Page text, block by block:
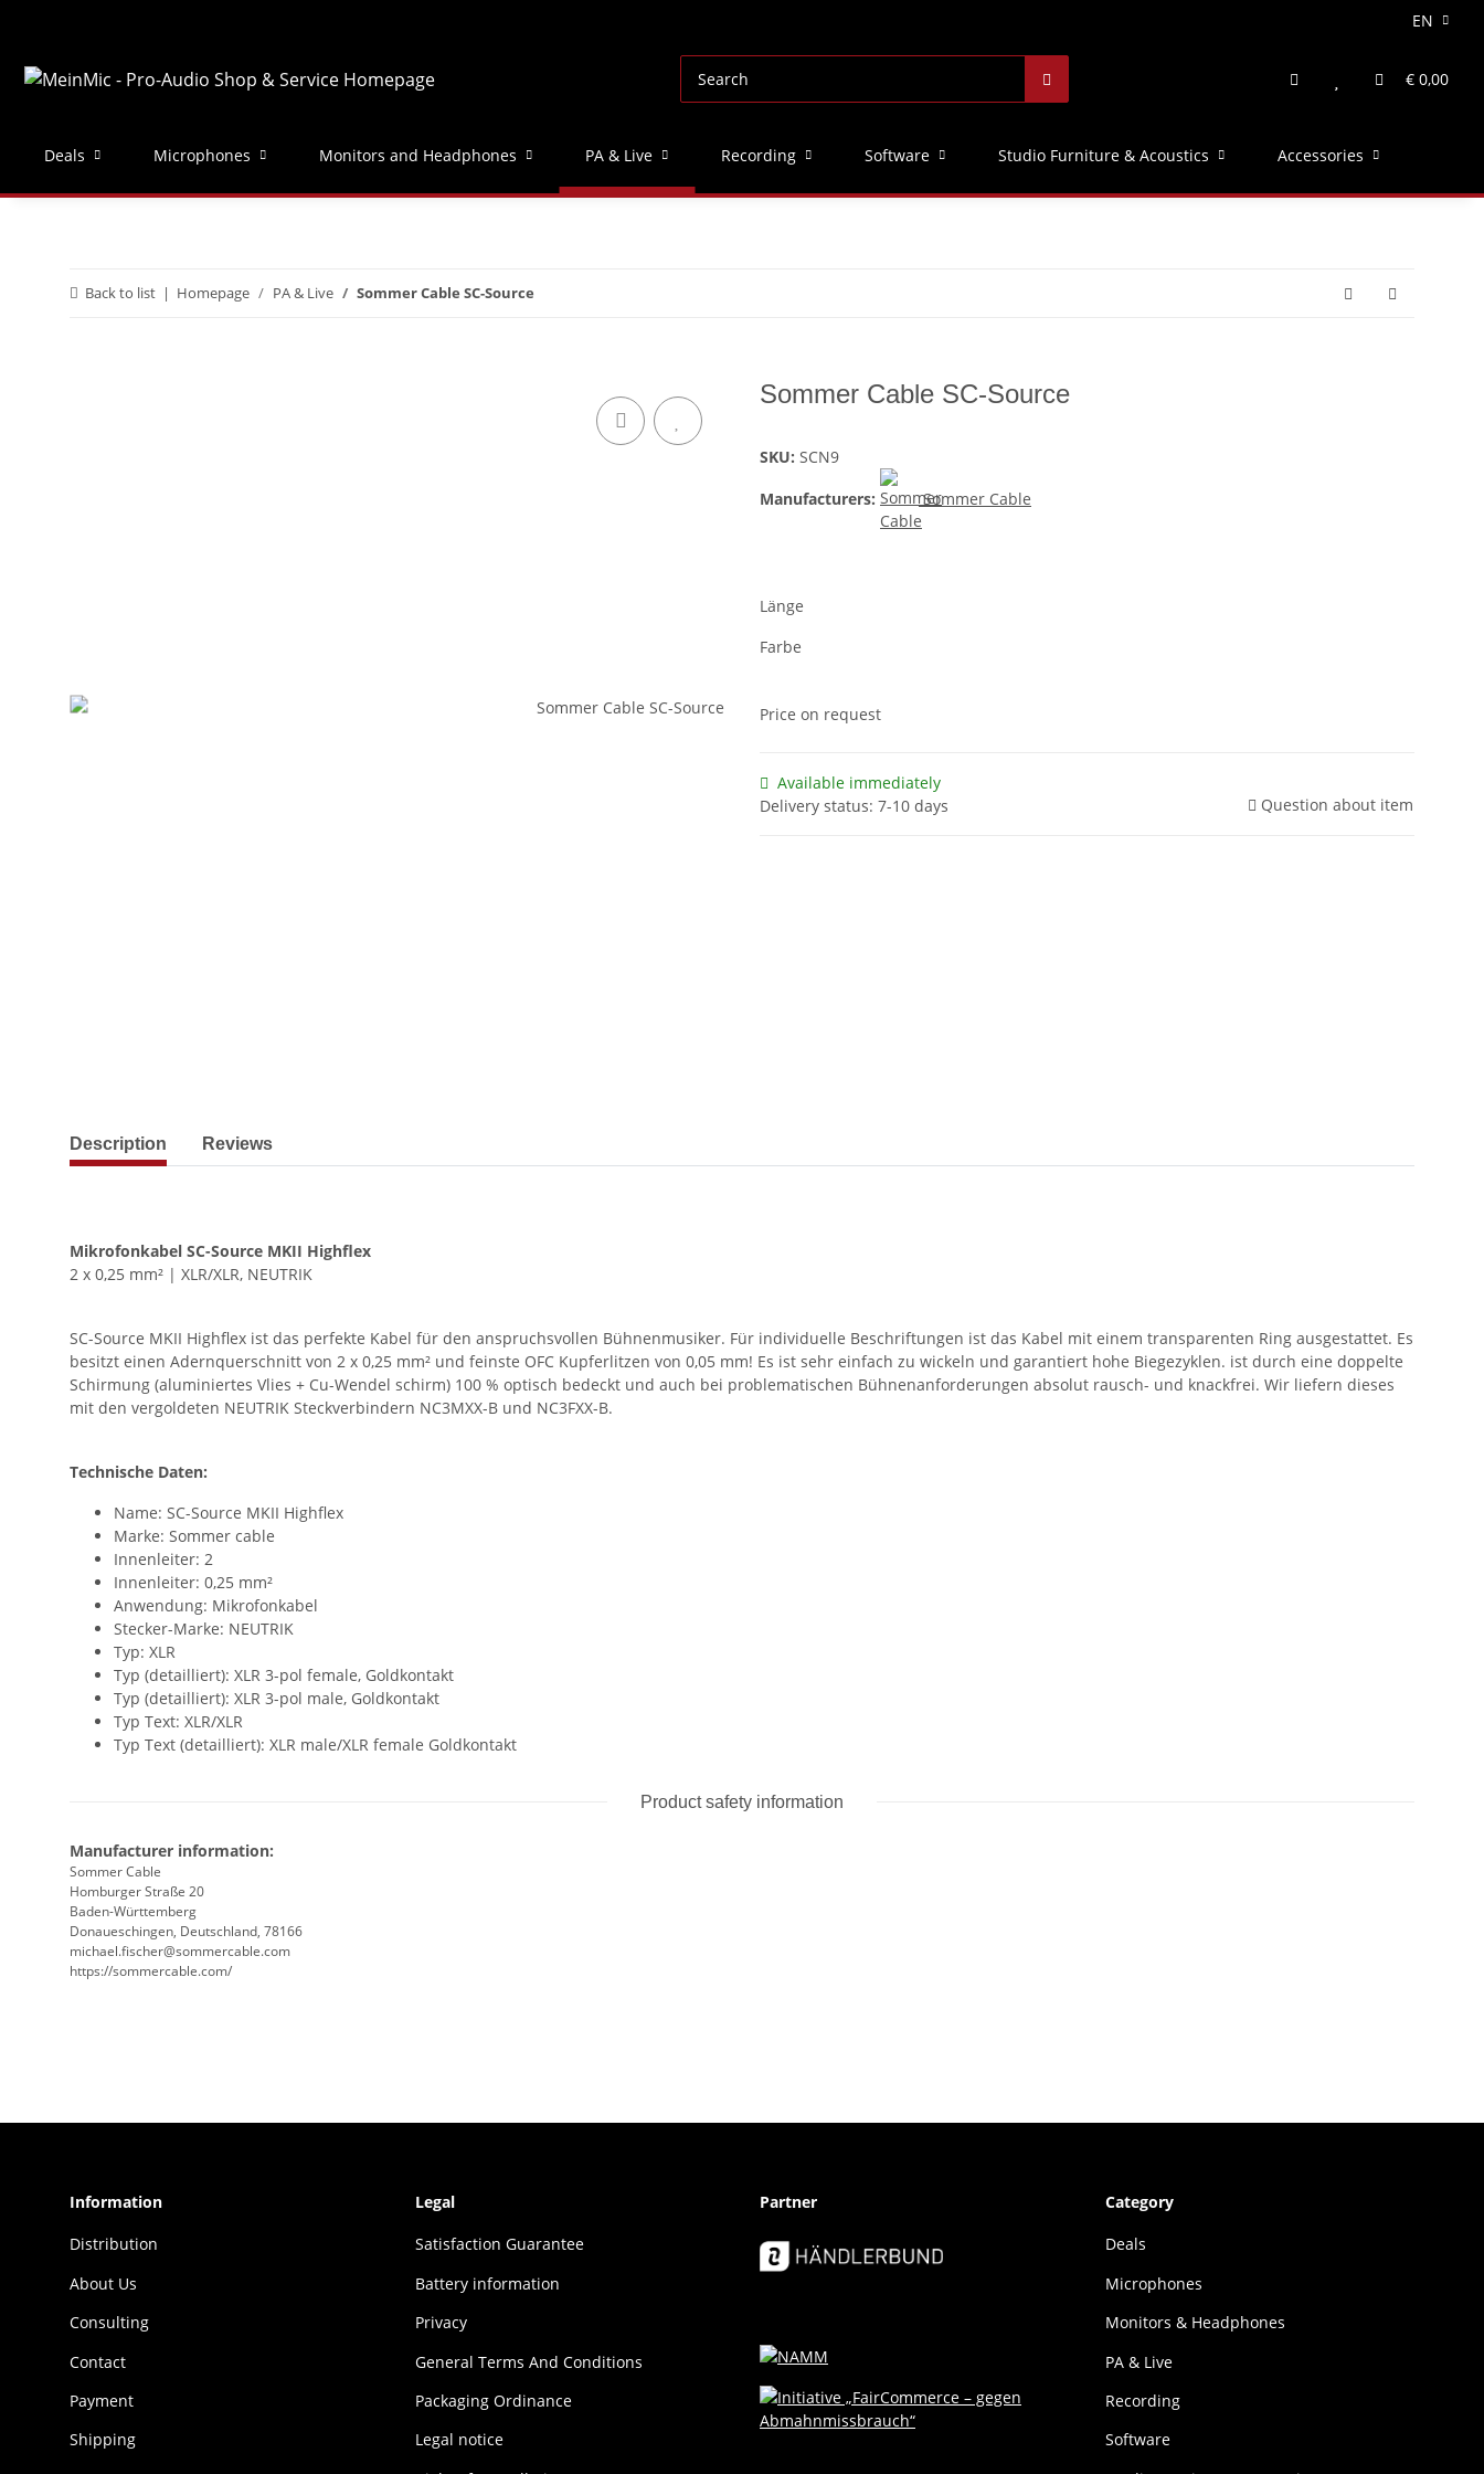
EN
€ 0,00
Deals Microphones Monitors and Headphones PA & Live Recording Software Studio Furniture & Acoustics Accessories
Back to list Homepage PA & Live Sommer Cable SC-Source
Sommer Cable SC-Source
SKU: SCN9
Manufacturers:
Sommer Cable
Länge
Farbe
Price on request
Available immediately
Delivery status: 7-10 days
Question about item
show more tabs
Description Reviews
Mikrofonkabel SC-Source MKII Highflex
2 x 0,25 mm² | XLR/XLR, NEUTRIK
SC-Source MKII Highflex ist das perfekte Kabel für den anspruchsvollen Bühnenmusiker. Für individuelle Beschriftungen ist das Kabel mit einem transparenten Ring ausgestattet. Es
besitzt einen Adernquerschnitt von 2 x 0,25 mm² und feinste OFC Kupferlitzen von 0,05 mm! Es ist sehr einfach zu wickeln und garantiert hohe Biegezyklen. ist durch eine doppelte
Schirmung (aluminiertes Vlies + Cu-Wendel schirm) 100 % optisch bedeckt und auch bei problematischen Bühnenanforderungen absolut rausch- und knackfrei. Wir liefern dieses
mit den vergoldeten NEUTRIK Steckverbindern NC3MXX-B und NC3FXX-B.
Technische Daten:
Name: SC-Source MKII Highflex
Marke: Sommer cable
Innenleiter: 2
Innenleiter: 0,25 mm²
Anwendung: Mikrofonkabel
Stecker-Marke: NEUTRIK
Typ: XLR
Typ (detailliert): XLR 3-pol female, Goldkontakt
Typ (detailliert): XLR 3-pol male, Goldkontakt
Typ Text: XLR/XLR
Typ Text (detailliert): XLR male/XLR female Goldkontakt
Product safety information
Manufacturer information:
Sommer Cable
Homburger Straße 20
Baden-Württemberg
Donaueschingen, Deutschland, 78166
michael.fischer@sommercable.com
https://sommercable.com/
Information
Distribution
About Us
Consulting
Contact
Payment
Shipping
Legal
Sat­is­fac­tion Guar­an­tee
Battery information
Privacy
General Terms And Conditions
Packaging Ordinance
Legal notice
Partner Category
Deals
Microphones
Monitors & Headphones
PA & Live
Recording
Software